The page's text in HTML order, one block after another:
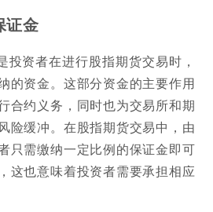
证金
投资者在进行股指期货交易时，
的资金。这部分资金的主要作用
合约义务，同时也为交易所和期
险缓冲。在股指期货交易中，由
只需缴纳一定比例的保证金即可
这也意味着投资者需要承担相应